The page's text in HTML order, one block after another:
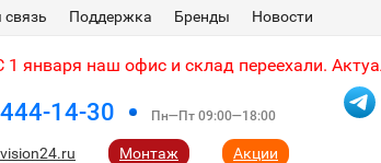
Поддержка Бренды Новости
января наш офис и склад переехали.
14-30 Пн—Пт 09:00—18:00
Монтаж Акции